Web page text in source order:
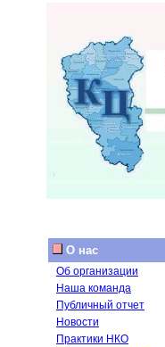
О нас
Об организации
Наша команда
Публичный отчет
Новости
Практики НКО